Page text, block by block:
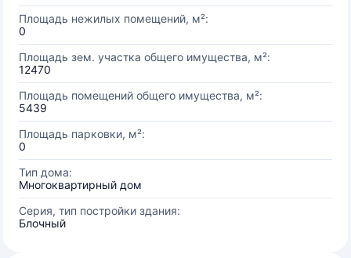
Площадь нежилых помещений, м²:
0
Площадь зем. участка общего имущества, м²:
12470
Площадь помещений общего имущества, м²:
5439
Площадь парковки, м²:
0
Тип дома:
Многоквартирный дом
Серия, тип постройки здания:
Блочный